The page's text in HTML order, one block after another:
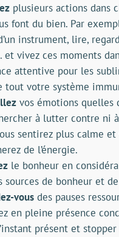
plusieurs actions dans
font du bien. Par
instrument, lire,
vivez ces moments
attentive pour les
tout votre système
vos émotions quelles
à lutter contre ni
sentirez plus calme et
de l’énergie.
le bonheur en
sources de bonheur et
vous des pauses
en pleine présence
présent et